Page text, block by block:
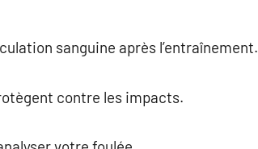
sanguine après l’entraînement.
contre les impacts.